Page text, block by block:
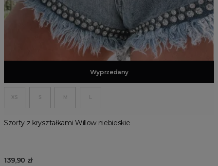
Dodaj do koszyka
Wyprzedany
XS S M L
Szorty z kryształkami Willow niebieskie
139,90 zł